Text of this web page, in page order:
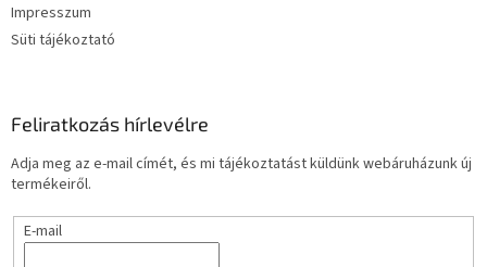
Impresszum
Süti tájékoztató
Feliratkozás hírlevélre
Adja meg az e-mail címét, és mi tájékoztatást küldünk webáruházunk új
termékeiről.
E-mail